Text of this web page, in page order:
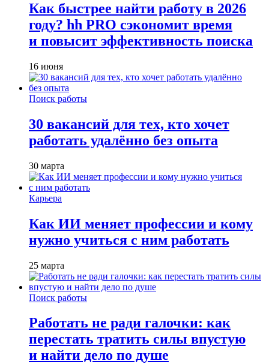
Как быстрее найти работу в 2026
году? hh PRO сэкономит время
и повысит эффективность поиска
16 июня
Поиск работы
30 вакансий для тех, кто хочет
работать удалённо без опыта
30 марта
Карьера
Как ИИ меняет профессии и кому
нужно учиться с ним работать
25 марта
Поиск работы
Работать не ради галочки: как
перестать тратить силы впустую
и найти дело по душе